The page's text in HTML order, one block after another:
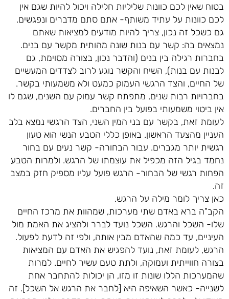
בטוח שאין לכם כוונות שליליות חלילה ויכול להיות שגם אין
לכם כוונות על עתיד משותף- אתם סתם מדברים ונפגשים.
גם כשכל זה נכון, צריך להיות מודעים למציאות שאתם
נמצאים בה: קשר עם בנות שונה מהותית מקשר עם בנים.
בחברות רגילה בין בנים (והדבר נכון, בצורה מסוימת, גם
לבנות עם בנות), השיח והקשר נוגע לרוב לצדדים המעשיים
של החיים, והצד הרגשי העמוק כמעט ולא משמעותי בקשר.
בחברויות רבות שנים, מתפתח קשר עמוק עם השנים, שגם לו
אין ביטוי משמעותי בפועל בין החברים.
לעומת זאת, בקשר עם בני המין השני, הצד הרגשי נמצא בלב
העניין מהצעד הראשון. באופן כללי הטבע הנשי הוא טעון
רגשית יותר מגברים. עבור הבחורה- קשר נעים עם בחור
נחמד בגיל הזה מכפיל את עוצמתו של הרגש. ולמרות הטבע
הפחות רגשי של הבחור- הרגש פועל עליו מספיק חזק במצב
זה.
כאן צריך לומר מילה על הרגש.
הקב"ה ברא באדם שתי מערכות, שמהוות את מרכז החיים
שלו- השכל והרגש. השכל נועד לברר ולהציג את האמת מול
העיניים, עד כמה שהאדם מבין אותה, ולפי זה לדעת לפעול.
הרגש, לעומת זאת, נועד להפגיש את האדם עם המציאות
בצורה חווייתית ועמוקה, ולתת טעם עשיר לחיים. למרות
שהמערכות הללו שונות זו מזו, הן יכולות להתחבר אחת
לשנייה- כאשר השאיפה היא [לחבר את הרגש אל השכל]. זה